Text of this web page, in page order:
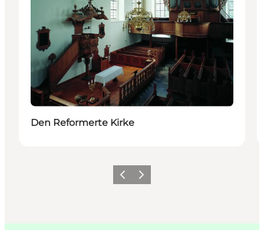
Den Reformerte Kirke
Previous
Next